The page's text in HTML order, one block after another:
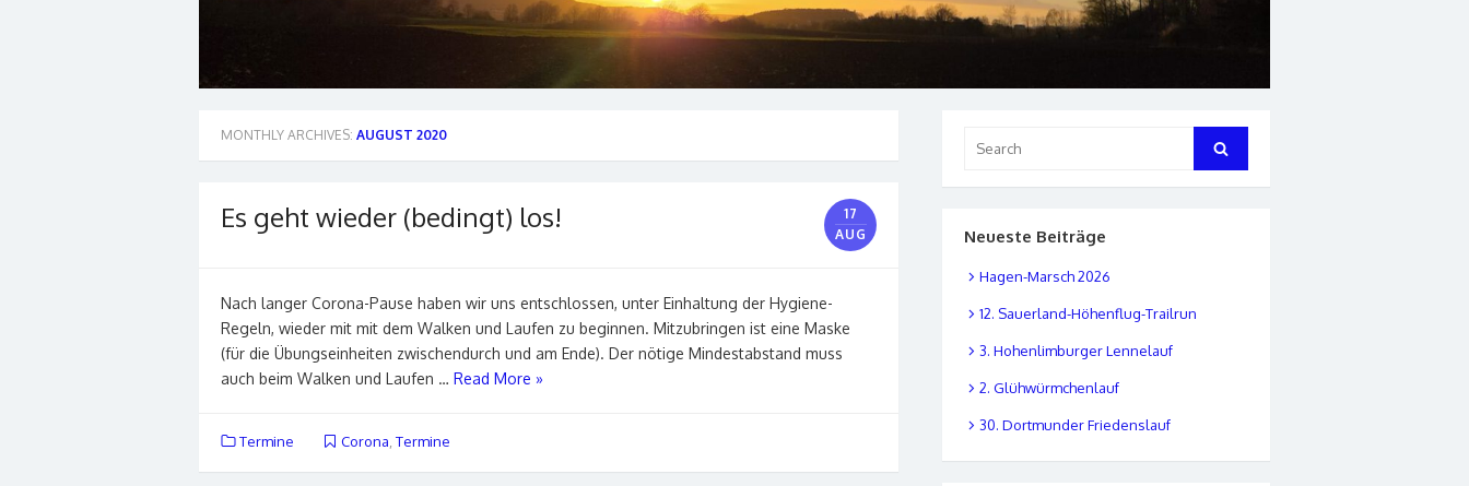
MONTHLY ARCHIVES: AUGUST 2020
Es geht wieder (bedingt) los!
17
AUG
Nach langer Corona-Pause haben wir uns entschlossen, unter Einhaltung der Hygiene-
Regeln, wieder mit mit dem Walken und Laufen zu beginnen. Mitzubringen ist eine Maske
(für die Übungseinheiten zwischendurch und am Ende). Der nötige Mindestabstand muss
auch beim Walken und Laufen … Read More »
Termine Corona Termine
for:
Search
Neueste Beiträge
Hagen-Marsch 2026
12. Sauerland-Höhenflug-Trailrun
3. Hohenlimburger Lennelauf
2. Glühwürmchenlauf
30. Dortmunder Friedenslauf